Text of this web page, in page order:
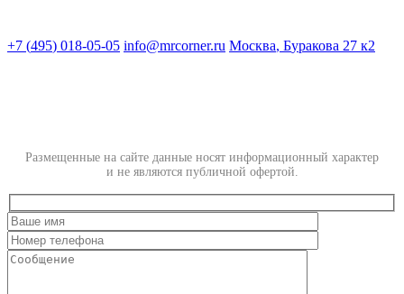
+7 (495) 018-05-05 info@mrcorner.ru Москва, Буракова 27 к2
Размещенные на сайте данные носят информационный характер
и не являются публичной офертой.